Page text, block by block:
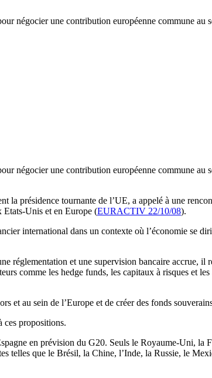
négocier une contribution européenne commune
négocier une contribution européenne commune
la présidence tournante de l’UE, a appelé à une
Etats-Unis et en Europe (EURACTIV 22/10/08).
international dans un contexte où l’économie se
réglementation et une supervision bancaire accrue,
comme les hedge funds, les capitaux à risques et
et au sein de l’Europe et de créer des fonds
ces propositions.
en prévision du G20. Seuls le Royaume-Uni,
telles que le Brésil, la Chine, l’Inde, la Russie, le